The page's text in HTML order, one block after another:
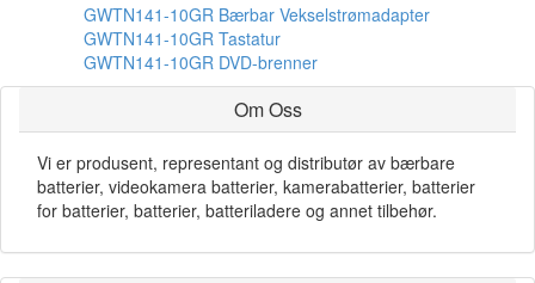
GWTN141-10GR Bærbar Vekselstrømadapter
GWTN141-10GR Tastatur
GWTN141-10GR DVD-brenner
Om Oss
Vi er produsent, representant og distributør av bærbare
batterier, videokamera batterier, kamerabatterier, batterier
for batterier, batterier, batteriladere og annet tilbehør.